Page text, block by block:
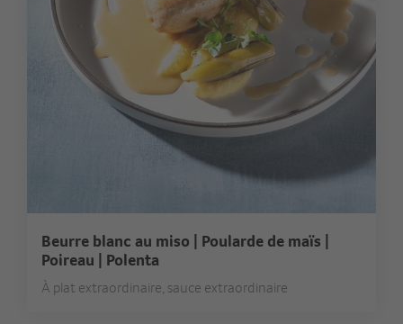
Beurre blanc au miso | Poularde de maïs |
Poireau | Polenta
À plat extraordinaire, sauce extraordinaire